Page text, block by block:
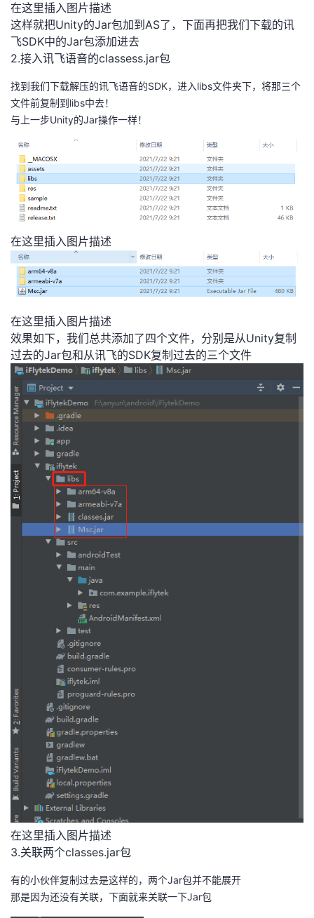
在这里插入图片描述
这样就把Unity的Jar包加到AS了，下面再把我们下载的讯
飞SDK中的Jar包添加进去
2.接入讯飞语音的classess.jar包
找到我们下载解压的讯飞语音的SDK，进入libs文件夹下，将那三个
文件前复制到libs中去！
与上一步Unity的Jar操作一样！
在这里插入图片描述
在这里插入图片描述
效果如下，我们总共添加了四个文件，分别是从Unity复制
过去的Jar包和从讯飞的SDK复制过去的三个文件
在这里插入图片描述
3.关联两个classes.jar包
有的小伙伴复制过去是这样的，两个Jar包并不能展开
那是因为还没有关联，下面就来关联一下Jar包